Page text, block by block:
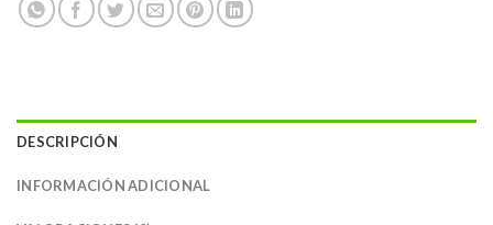
DESCRIPCIÓN
INFORMACIÓN ADICIONAL